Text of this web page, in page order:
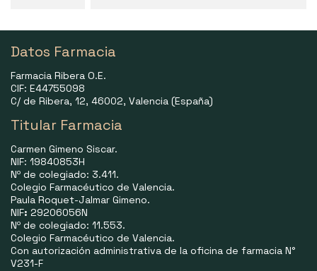
Datos Farmacia
Farmacia Ribera O.E.
CIF: E44755098
C/ de Ribera, 12, 46002, Valencia (España)
Titular Farmacia
Carmen Gimeno Siscar.
NIF: 19840853H
Nº de colegiado: 3.411.
Colegio Farmacéutico de Valencia.
Paula Roquet-Jalmar Gimeno.
NIF: 29206056N
Nº de colegiado: 11.553.
Colegio Farmacéutico de Valencia.
Con autorización administrativa de la oficina de farmacia N°
V231-F